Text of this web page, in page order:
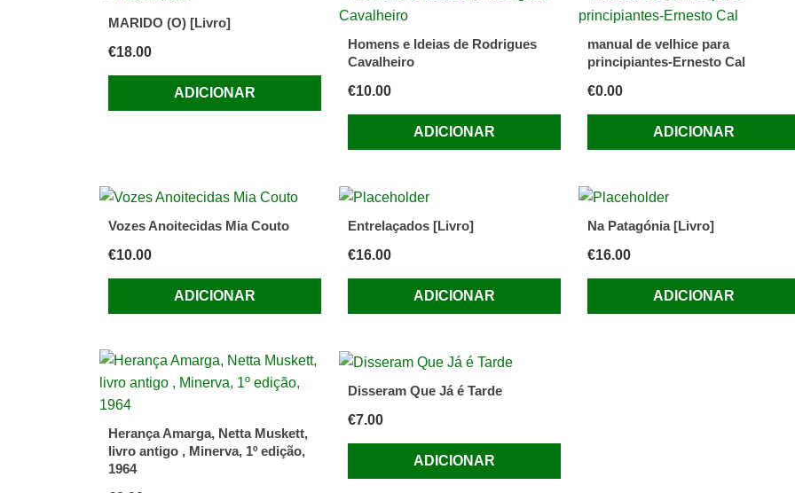
MARIDO (O) [Livro]
€18.00
ADICIONAR
Homens e Ideias de Rodrigues
Cavalheiro
€10.00
ADICIONAR
manual de velhice para
principiantes-Ernesto Cal
€0.00
ADICIONAR
Vozes Anoitecidas Mia Couto
€10.00
ADICIONAR
Entrelaçados [Livro]
€16.00
ADICIONAR
Na Patagónia [Livro]
€16.00
ADICIONAR
Herança Amarga, Netta Muskett,
livro antigo , Minerva, 1º edição,
1964
Disseram Que Já é Tarde
€7.00
ADICIONAR